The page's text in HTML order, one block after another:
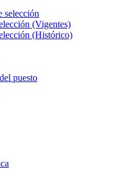
selección
(Vigentes)
(Histórico)
puesto